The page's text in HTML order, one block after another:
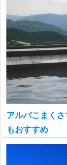
アルパこまく
もおすすめ